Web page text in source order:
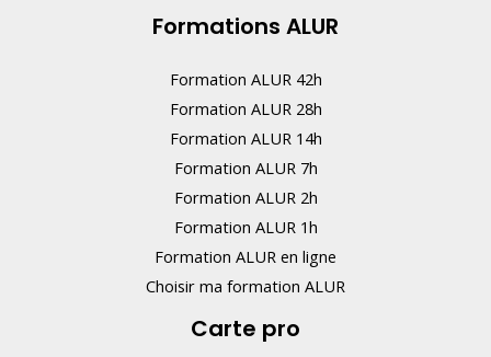
Formations ALUR
Formation ALUR 42h
Formation ALUR 28h
Formation ALUR 14h
Formation ALUR 7h
Formation ALUR 2h
Formation ALUR 1h
Formation ALUR en ligne
Choisir ma formation ALUR
Carte pro